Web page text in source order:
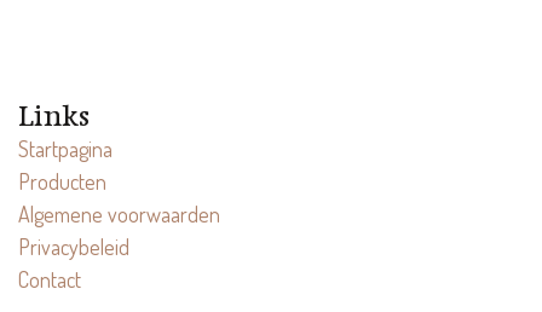
Links
Startpagina
Producten
Algemene voorwaarden
Privacybeleid
Contact